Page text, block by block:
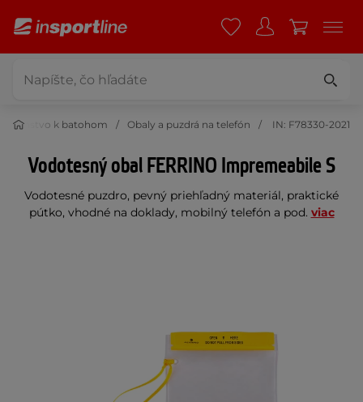
k batohom Obaly a puzdrá na telefón IN: F78330-2021
Vodotesný obal FERRINO Impremeabile S
Vodotesné puzdro, pevný priehľadný materiál, praktické
pútko, vhodné na doklady, mobilný telefón a pod. viac